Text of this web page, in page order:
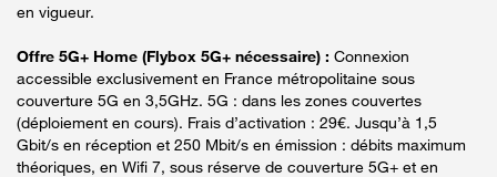
en vigueur.
Offre 5G+ Home (Flybox 5G+ nécessaire) : Connexion
accessible exclusivement en France métropolitaine sous
couverture 5G en 3,5GHz. 5G : dans les zones couvertes
(déploiement en cours). Frais d’activation : 29€. Jusqu’à 1,5
Gbit/s en réception et 250 Mbit/s en émission : débits maximum
théoriques, en Wifi 7, sous réserve de couverture 5G+ et en